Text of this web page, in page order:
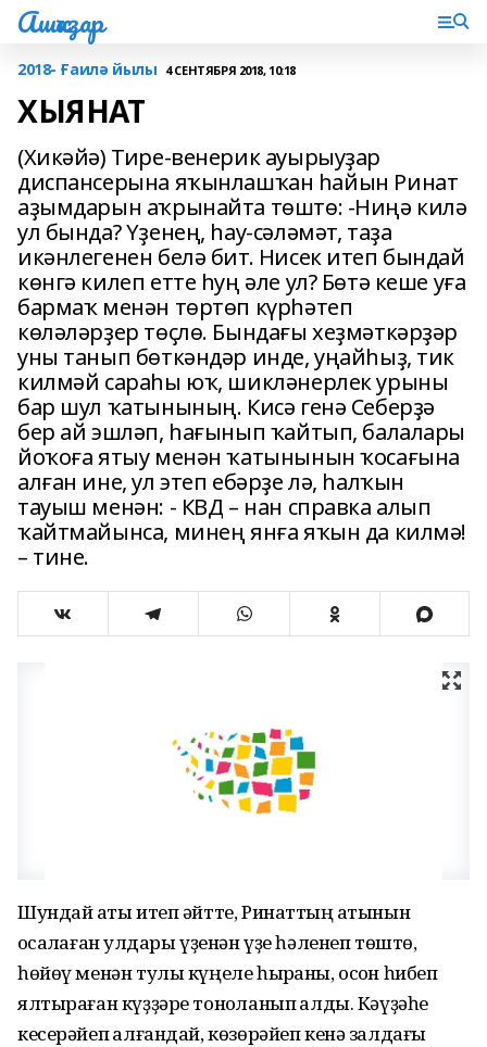
Ашҡаҙар
2018- Ғаилә йылы 4 СЕНТЯБРЯ 2018, 10:18
ХЫЯНАТ
(Хикәйә) Тире-венерик ауырыуҙар
диспансерына яҡынлашҡан һайын Ринат
аҙымдарын аҡрынайта төштө: -Ниңә килә
ул бында? Үҙенең, һау-сәләмәт, таҙа
икәнлегенен белә бит. Нисек итеп бындай
көнгә килеп етте һуң әле ул? Бөтә кеше уға
бармаҡ менән төртөп күрһәтеп
көләләрҙер төҫлө. Бындағы хеҙмәткәрҙәр
уны танып бөткәндәр инде, уңайһыҙ, тик
килмәй сараһы юҡ, шикләнерлек урыны
бар шул ҡатынының. Кисә генә Себерҙә
бер ай эшләп, һағынып ҡайтып, балалары
йоҡоға ятыу менән ҡатынынын ҡосағына
алған ине, ул этеп ебәрҙе лә, һалҡын
тауыш менән: - КВД – нан справка алып
ҡайтмайынса, минең янға яҡын да килмә!
– тине.
Шундай ҡаты итеп әйтте, Ринаттың ҡатынын
ҡосаҡлаған ҡулдары үҙенән үҙе һәленеп төштө,
һөйөү менән тулы күңеле һыҡраны, осҡон һибеп
ялтыраған күҙҙәре тоноҡланып ҡалды. Кәүҙәһе
кесерәйеп ҡалғандай, көзөрәйеп кенә залдағы